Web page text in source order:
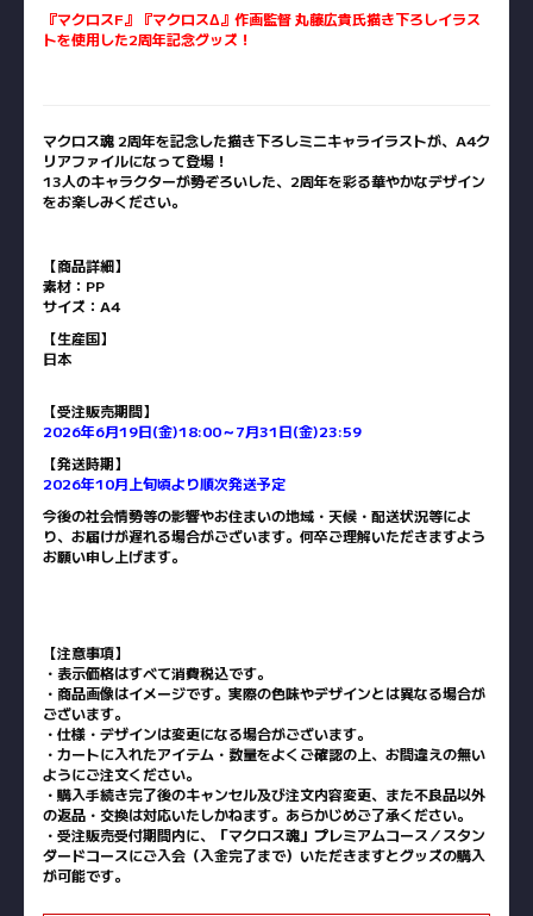
『マクロスF』『マクロスΔ』作画監督 丸藤広貴氏描き下ろしイラス
トを使用した2周年記念グッズ！
マクロス魂 2周年を記念した描き下ろしミニキャライラストが、A4ク
リアファイルになって登場！
13人のキャラクターが勢ぞろいした、2周年を彩る華やかなデザイン
をお楽しみください。
【商品詳細】
素材：PP
サイズ：A4
【生産国】
日本
【受注販売期間】
2026年6月19日(金)18:00～7月31日(金)23:59
【発送時期】
2026年10月上旬頃より順次発送予定
今後の社会情勢等の影響やお住まいの地域・天候・配送状況等によ
り、お届けが遅れる場合がございます。何卒ご理解いただきますよう
お願い申し上げます。
【注意事項】
・表示価格はすべて消費税込です。
・商品画像はイメージです。実際の色味やデザインとは異なる場合が
ございます。
・仕様・デザインは変更になる場合がございます。
・カートに入れたアイテム・数量をよくご確認の上、お間違えの無い
ようにご注文ください。
・購入手続き完了後のキャンセル及び注文内容変更、また不良品以外
の返品・交換は対応いたしかねます。あらかじめご了承ください。
・受注販売受付期間内に、「マクロス魂」プレミアムコース／スタン
ダードコースにご入会（入金完了まで）いただきますとグッズの購入
が可能です。